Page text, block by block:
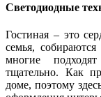
Светодиодные
Гостиная – это
семья,
многие
тщательно. Как
доме, поэтому